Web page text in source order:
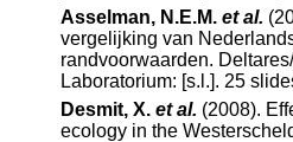
Asselman, N.E.M. et al.
vergelijking van
randvoorwaarden.
Laboratorium: [s.l.]. 25
Desmit, X. et al. (2008).
ecology in the